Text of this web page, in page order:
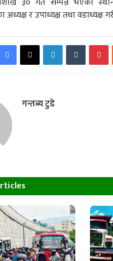
अध्यक्ष र उपाध्यक्ष तथा
FacebookX LinkedInTumblr
गन्तब्य टुडे